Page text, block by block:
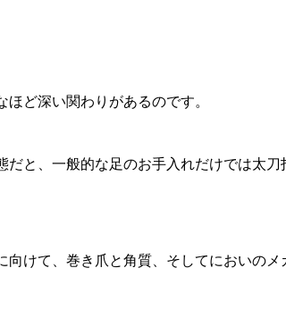
ほど深い関わりがあるのです。
と、一般的な足のお手入れだけでは太
けて、巻き爪と角質、そしてにおいの